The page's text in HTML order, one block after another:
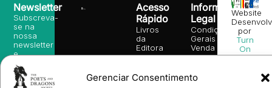
Gerenciar Consentimento
Acesso
Rápido
Livros
da
Editora
Books
English
Informação
Legal
Condições
Gerais de
Venda
Política de
Política
Newsletter
Subscreva-
se na
nossa
newsletter
e
receba
as
nossas
Website
por
Turn
On
Labs